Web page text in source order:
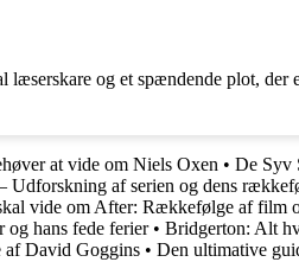
og et spændende plot,
at vide om Niels Oxen • De Syv
Udforskning af serien og dens
vide om After: Rækkefølge af film
og hans fede ferier• Bridgerton: Alt
af David Goggins • Den ultimative